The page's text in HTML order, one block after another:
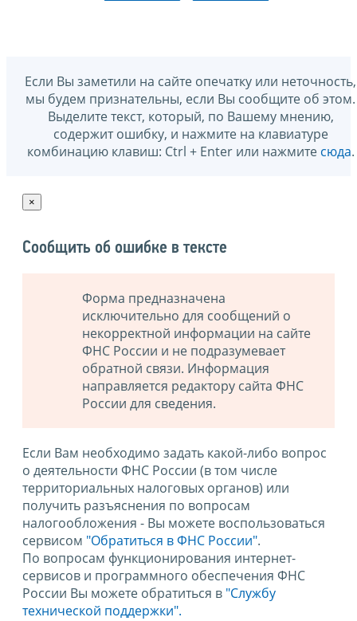
Если Вы заметили на сайте опечатку или неточность,
мы будем признательны, если Вы сообщите об этом.
Выделите текст, который, по Вашему мнению,
содержит ошибку, и нажмите на клавиатуре
комбинацию клавиш: Ctrl + Enter или нажмите сюда.
×
Сообщить об ошибке в тексте
Форма предназначена
исключительно для сообщений о
некорректной информации на сайте
ФНС России и не подразумевает
обратной связи. Информация
направляется редактору сайта ФНС
России для сведения.
Если Вам необходимо задать какой-либо вопрос
о деятельности ФНС России (в том числе
территориальных налоговых органов) или
получить разъяснения по вопросам
налогообложения - Вы можете воспользоваться
сервисом "Обратиться в ФНС России".
По вопросам функционирования интернет-
сервисов и программного обеспечения ФНС
России Вы можете обратиться в "Службу
технической поддержки".